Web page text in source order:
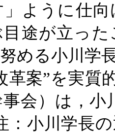
ように仕
途が立っ
める小川学
案”を実質
会）は，小
：小川学長